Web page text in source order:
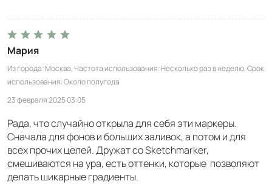
Мария
Из города Москва Частота использования Несколько раз в неделю Срок
использования Около полугода
23 февраля 2025 03:05
Рада, что случайно открыла для себя эти маркеры.
Сначала для фонов и больших заливок, а потом и для
всех прочих целей. Дружат со Sketchmarker,
смешиваются на ура, есть оттенки, которые позволяют
делать шикарные градиенты.